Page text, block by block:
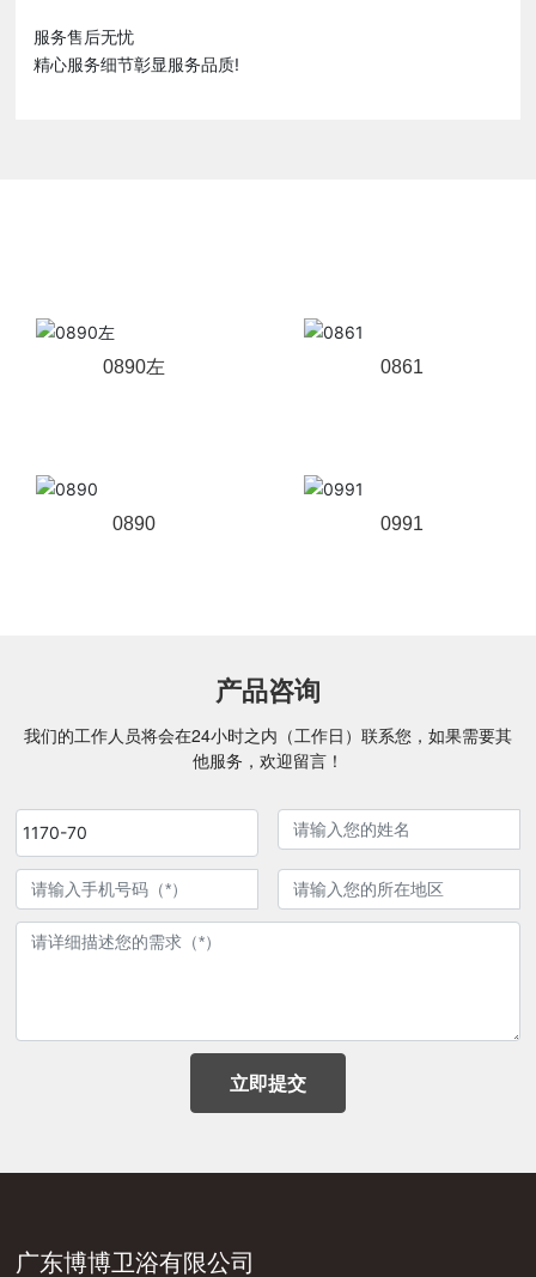
服务售后无忧
精心服务细节彰显服务品质!
0890左 0861
0890 0991
产品咨询
我们的工作人员将会在24小时之内（工作日）联系您，如果需要其
他服务，欢迎留言！
1170-70
立即提交
广东博博卫浴有限公司